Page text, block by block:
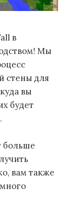
в
Мы
стены для
вы
будет
больше
вам также